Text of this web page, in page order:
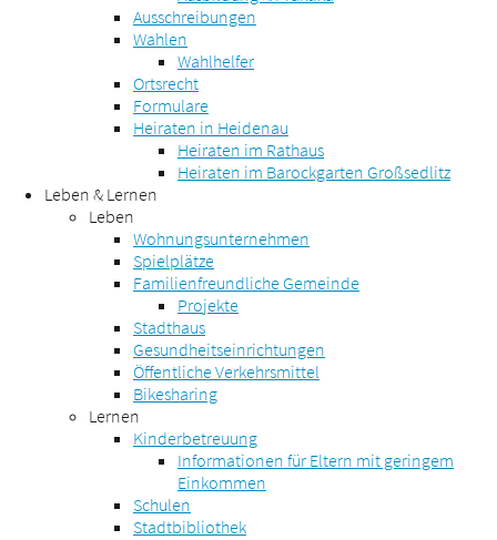
Ausschreibungen
Wahlen
Wahlhelfer
Ortsrecht
Formulare
Heiraten in Heidenau
Heiraten im Rathaus
Heiraten im Barockgarten Großsedlitz
Leben & Lernen
Leben
Wohnungsunternehmen
Spielplätze
Familienfreundliche Gemeinde
Projekte
Stadthaus
Gesundheitseinrichtungen
Öffentliche Verkehrsmittel
Bikesharing
Lernen
Kinderbetreuung
Informationen für Eltern mit geringem
Einkommen
Schulen
Stadtbibliothek